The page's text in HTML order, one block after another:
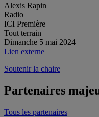
Alexis Rapin
Radio
ICI Première
Tout terrain
Dimanche 5 mai 2024
Lien externe
Soutenir la chaire
Partenaires
Tous les partenaires